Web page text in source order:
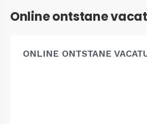
Online ontstane
ONLINE ONTSTANE